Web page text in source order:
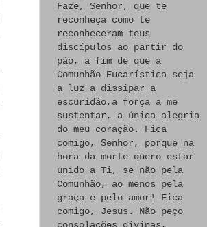
Faze, Senhor, que te
reconheça como te
reconheceram teus
discípulos ao partir do
pão, a fim de que a
Comunhão Eucarística seja
a luz a dissipar a
escuridão,a força a me
sustentar, a única alegria
do meu coração. Fica
comigo, Senhor, porque na
hora da morte quero estar
unido a Ti, se não pela
Comunhão, ao menos pela
graça e pelo amor! Fica
comigo, Jesus. Não peço